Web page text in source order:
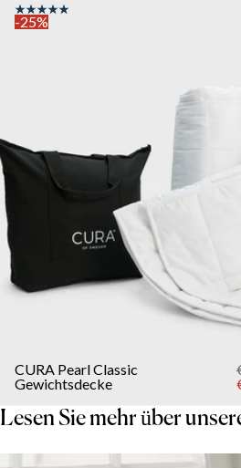
WEIGHT
3kg
11kg
13kg
Add to cart
-25%
CURA Pearl Classic
Gewichtsdecke
Lesen Sie mehr über